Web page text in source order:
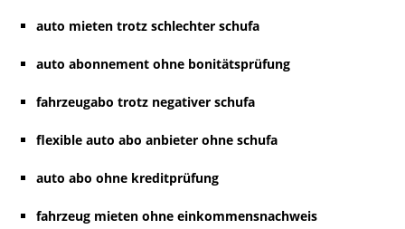
auto mieten trotz schlechter schufa
auto abonnement ohne bonitätsprüfung
fahrzeugabo trotz negativer schufa
flexible auto abo anbieter ohne schufa
auto abo ohne kreditprüfung
fahrzeug mieten ohne einkommensnachweis